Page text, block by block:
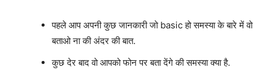
पहले आप अपनी कुछ जानकारी जो basic हो समस्या के बारे में वो
बताओ ना की अंदर की बात.
कुछ देर बाद वो आपको फोन पर बता देंगे की समस्या क्या है.